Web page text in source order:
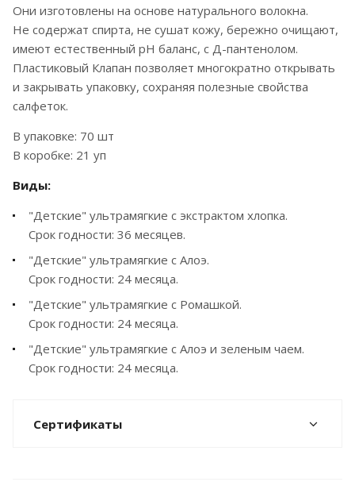
Они изготовлены на основе натурального волокна.
Не содержат спирта, не сушат кожу, бережно очищают,
имеют естественный pH баланс, с Д-пантенолом.
Пластиковый Клапан позволяет многократно открывать
и закрывать упаковку, сохраняя полезные свойства
салфеток.
В упаковке: 70 шт
В коробке: 21 уп
Виды:
"Детские" ультрамягкие с экстрактом хлопка.
Срок годности: 36 месяцев.
"Детские" ультрамягкие с Алоэ.
Срок годности: 24 месяца.
"Детские" ультрамягкие с Ромашкой.
Срок годности: 24 месяца.
"Детские" ультрамягкие с Алоэ и зеленым чаем.
Срок годности: 24 месяца.
Сертификаты